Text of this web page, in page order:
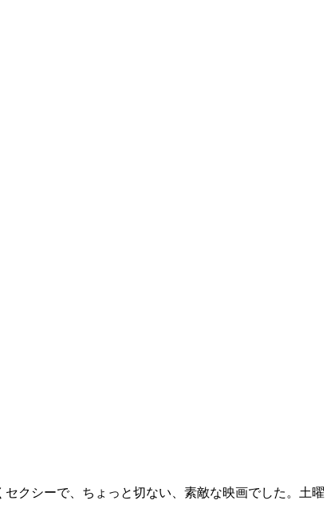
クシーで、ちょっと切ない、素敵な映画でした。土曜